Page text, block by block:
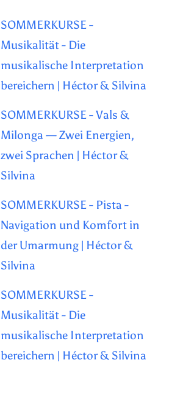
SOMMERKURSE -
Musikalität - Die
musikalische Interpretation
bereichern | Héctor & Silvina
SOMMERKURSE - Vals &
Milonga — Zwei Energien,
zwei Sprachen | Héctor &
Silvina
SOMMERKURSE - Pista -
Navigation und Komfort in
der Umarmung | Héctor &
Silvina
SOMMERKURSE -
Musikalität - Die
musikalische Interpretation
bereichern | Héctor & Silvina